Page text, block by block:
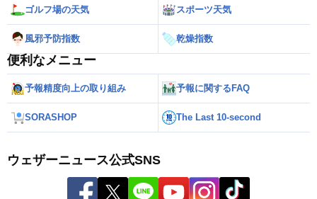
ゴルフ場の天気 スポーツ天気
風邪予防指数 乾燥指数
便利なメニュー
予報精度向上の取り組み 予報に関するFAQ
SORASHOP The Last 10-second
ウェザーニュース公式SNS